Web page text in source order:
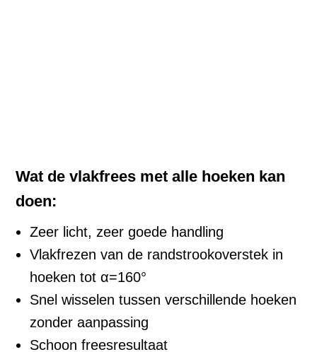
Wat de vlakfrees met alle hoeken kan
doen:
Zeer licht, zeer goede handling
Vlakfrezen van de randstrookoverstek in
hoeken tot α=160°
Snel wisselen tussen verschillende hoeken
zonder aanpassing
Schoon freesresultaat